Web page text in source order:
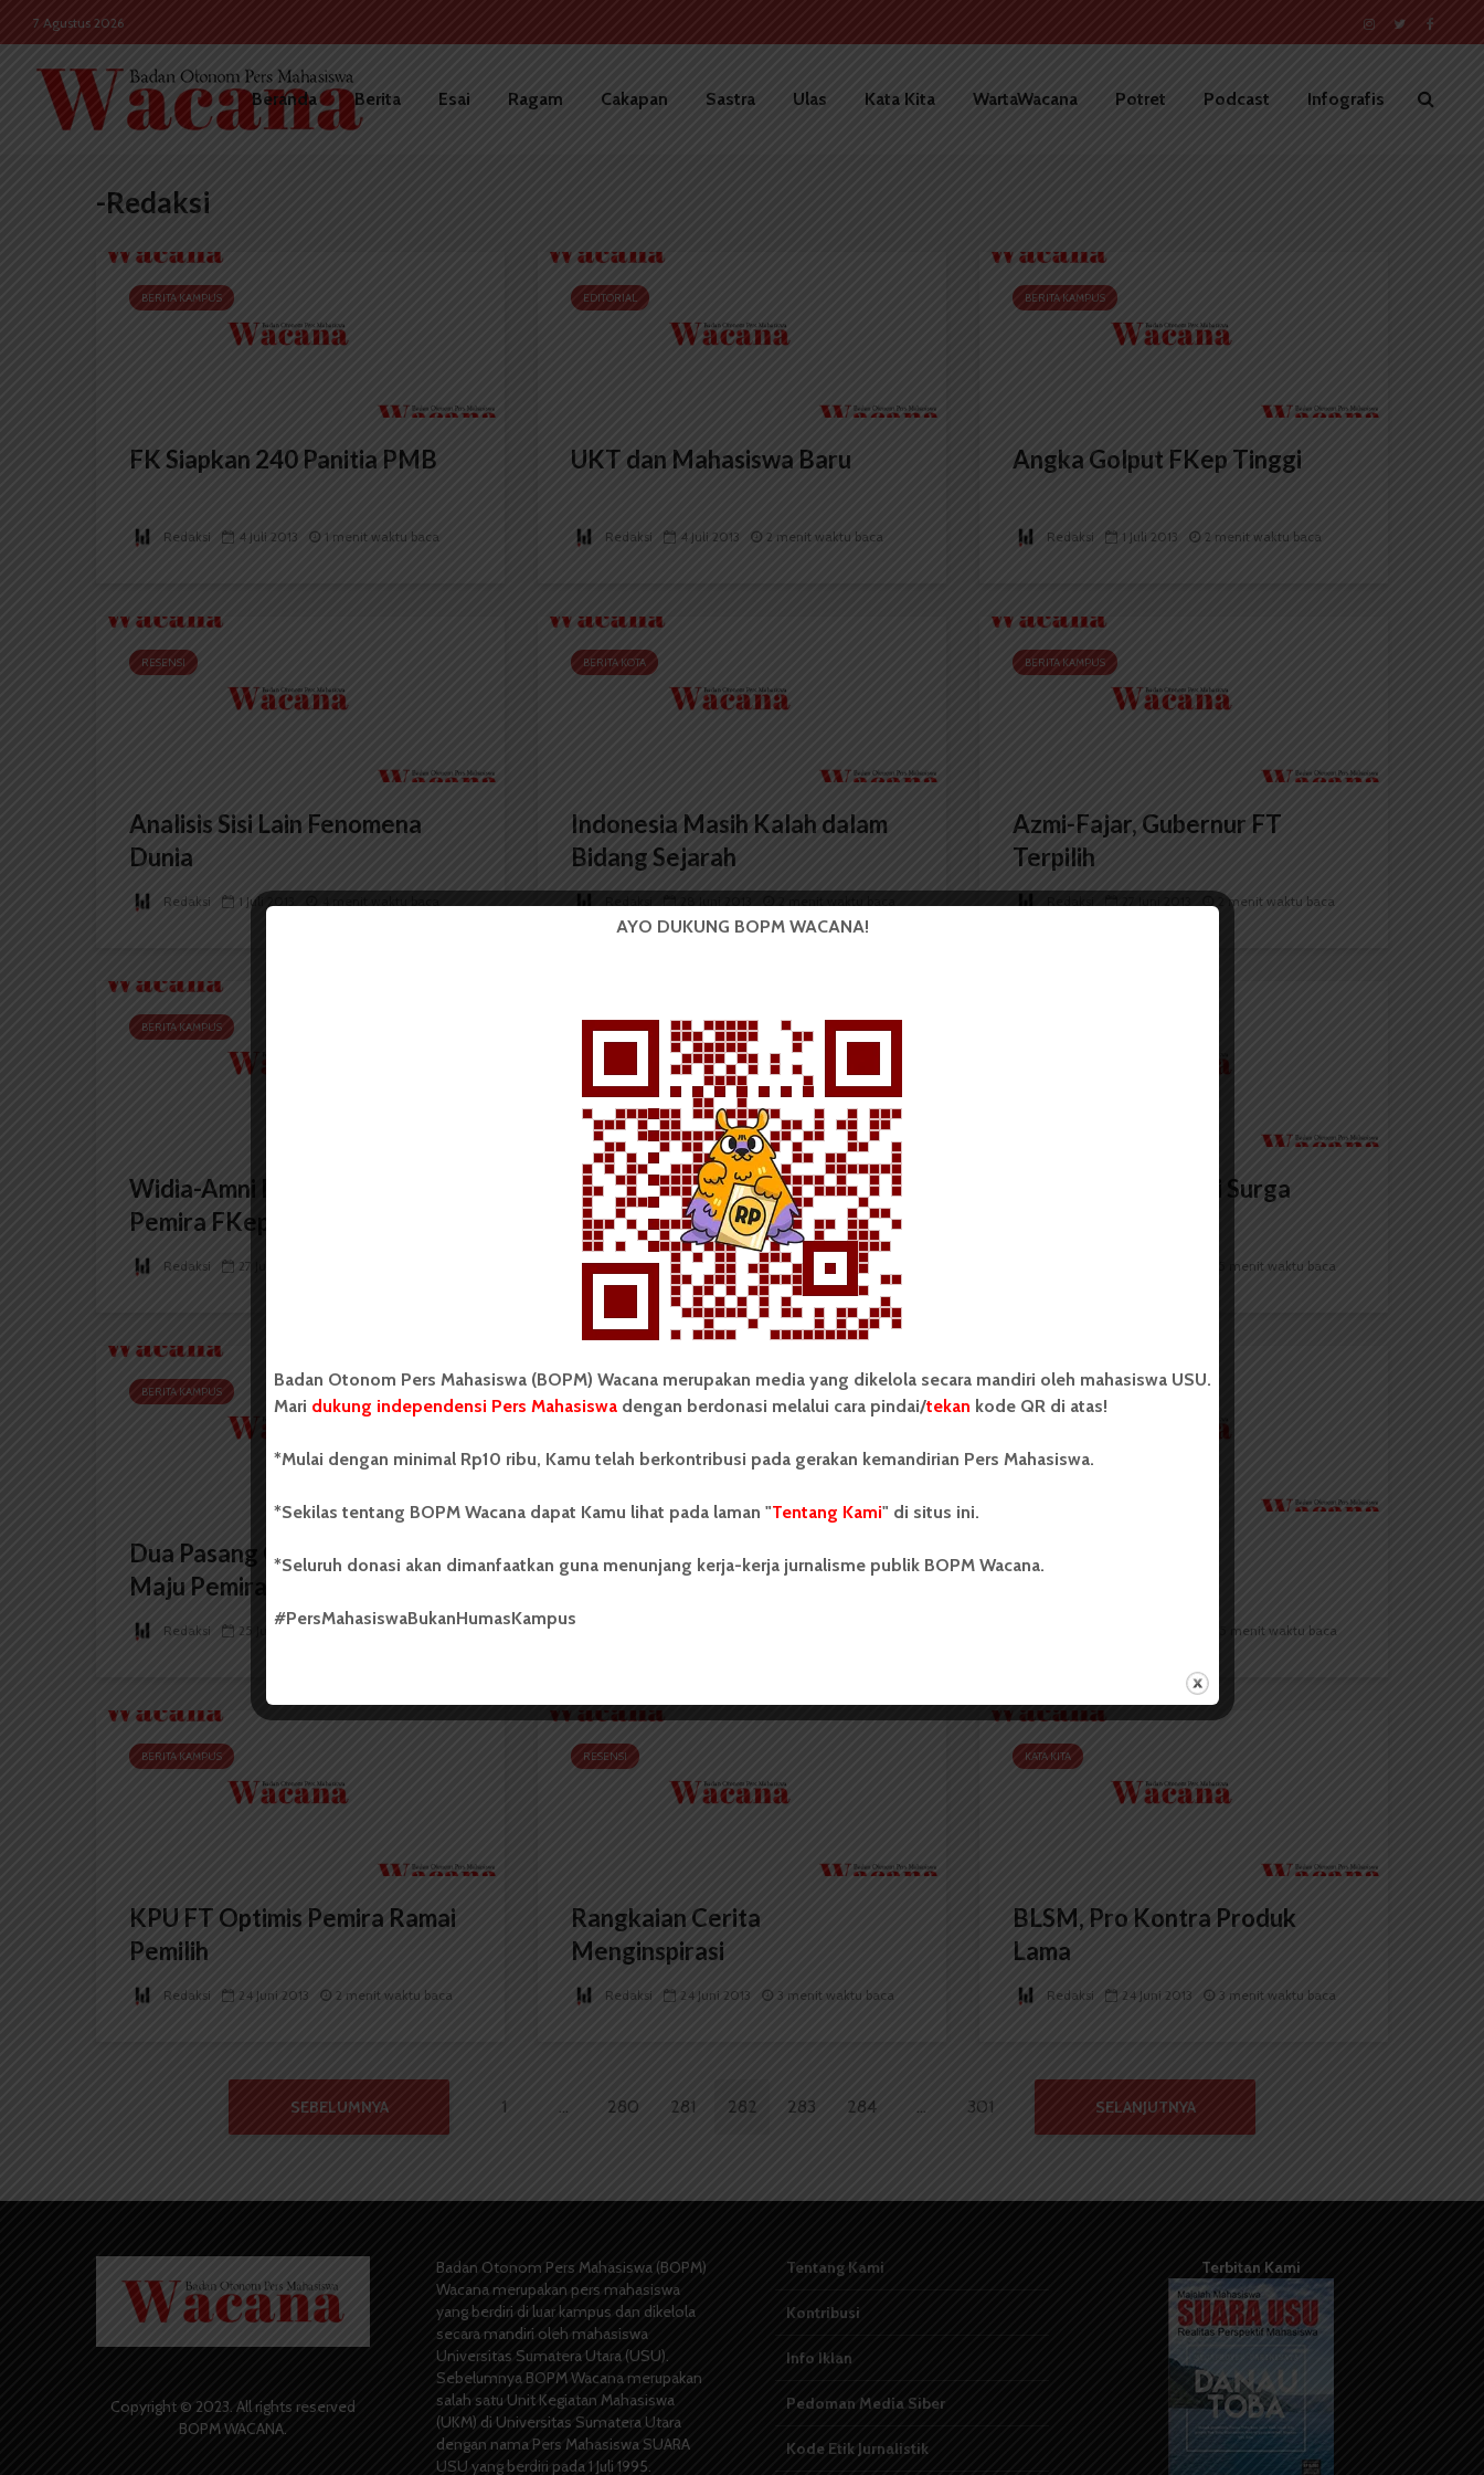
7 Agustus 2026
Beranda Berita Esai Ragam Cakapan Sastra Ulas Kata Kita WartaWacana Potret Podcast Infografis
-Redaksi
BERITA KAMPUS
FK Siapkan 240 Panitia PMB
Redaksi 4 Juli 2013 1 menit waktu baca
EDITORIAL
UKT dan Mahasiswa Baru
Redaksi 4 Juli 2013 2 menit waktu baca
BERITA KAMPUS
Angka Golput FKep Tinggi
Redaksi 1 Juli 2013 2 menit waktu baca
RESENSI
Analisis Sisi Lain Fenomena
Dunia
Redaksi 1 Juli 2013
BERITA KOTA
Indonesia Masih Kalah dalam
Bidang Sejarah
BERITA KAMPUS
Azmi-Fajar, Gubernur FT
Terpilih
2 menit waktu baca
BERITA KAMPUS
Widia-Amni Menangkan
Pemira FKep
Redaksi 27 Juni 2013
BERITA KAMPUS
Panitia PMB FH Tetap Terbagi
Dua
Redaksi 26 Juni 2013 2 menit waktu baca
Memesan Kamar di Surga
5 menit waktu baca
BERITA KAMPUS
Dua Pasang Cagub-Cawagub
Maju Pemira FKep
Redaksi 25 Juni 2013
BERITA KAMPUS
UMB-PT Jalur Reguler
5 menit waktu baca
BERITA KAMPUS
KPU FT Optimis Pemira Ramai
Pemilih
Redaksi 24 Juni 2013 2 menit waktu baca
RESENSI
Rangkaian Cerita
Menginspirasi
Redaksi 24 Juni 2013 3 menit waktu baca
KATA KITA
BLSM, Pro Kontra Produk
Lama
Redaksi 24 Juni 2013 3 menit waktu baca
SEBELUMNYA 1 … 280 281 282 283 284 … 301 SELANJUTNYA
Copyright © 2023. All rights reserved
BOPM WACANA.
Badan Otonom Pers Mahasiswa (BOPM)
Wacana merupakan pers mahasiswa
yang berdiri di luar kampus dan dikelola
secara mandiri oleh mahasiswa
Universitas Sumatera Utara (USU).
Sebelumnya BOPM Wacana merupakan
salah satu Unit Kegiatan Mahasiswa
(UKM) di Universitas Sumatera Utara
dengan nama Pers Mahasiswa SUARA
USU yang berdiri pada 1 Juli 1995.
Tentang Kami
Kontribusi
Info Iklan
Pedoman Media Siber
Kode Etik Jurnalistik
Terbitan Kami
AYO DUKUNG BOPM WACANA!
Badan Otonom Pers Mahasiswa (BOPM) Wacana merupakan media yang dikelola secara mandiri oleh mahasiswa USU.
Mari dukung independensi Pers Mahasiswadengan berdonasi melalui cara pindai/tekan kode QR di atas!
*Mulai dengan minimal Rp10 ribu, Kamu telah berkontribusi pada gerakan kemandirian Pers Mahasiswa.
*Sekilas tentang BOPM Wacana dapat Kamu lihat pada laman "Tentang Kami" di situs ini.
*Seluruh donasi akan dimanfaatkan guna menunjang kerja-kerja jurnalisme publik BOPM Wacana.
#PersMahasiswaBukanHumasKampus